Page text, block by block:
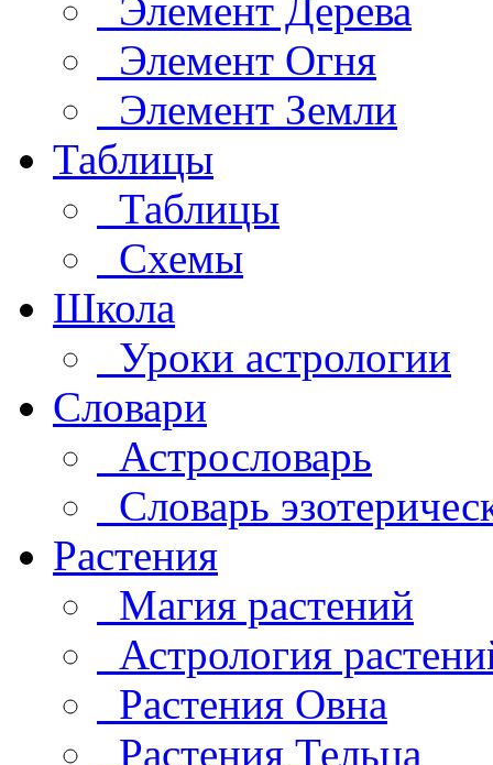
Элемент Дерева
Элемент Огня
Элемент Земли
Таблицы
Таблицы
Схемы
Школа
Уроки астрологии
Словари
Астрословарь
Словарь
Растения
Магия растений
Астрология
Растения Овна
Растения Тельца